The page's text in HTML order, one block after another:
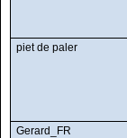
piet de paler
Gerard_FR